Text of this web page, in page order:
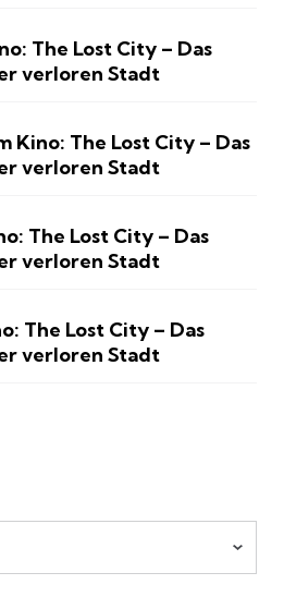
The Lost City – Das
verloren Stadt
Kino: The Lost City – Das
verloren Stadt
The Lost City – Das
verloren Stadt
The Lost City – Das
verloren Stadt